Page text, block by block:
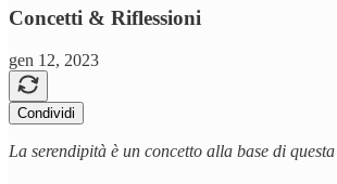
Concetti & Riflessioni
gen 12, 2023
Condividi
La serendipità è un concetto alla base di